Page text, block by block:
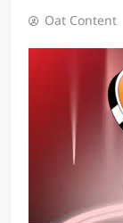
Oat Content